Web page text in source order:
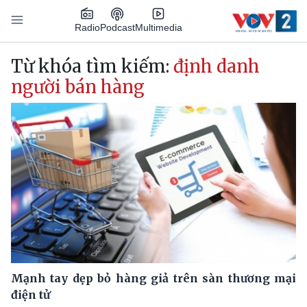
Nhảy đến nội dung
RadioPodcastMultimedia
Main navigation
Từ khóa tìm kiếm: định danh
người bán hàng
Mạnh tay dẹp bỏ hàng giả trên sàn thương mại
điện tử